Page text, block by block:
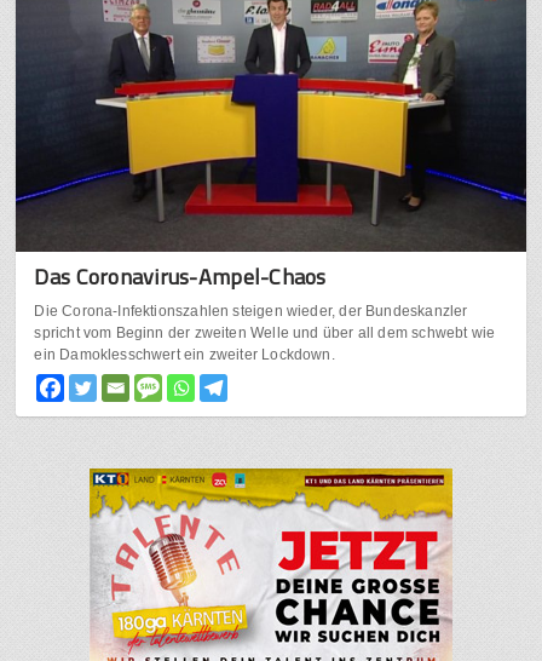
Das Coronavirus-Ampel-Chaos
Die Corona-Infektionszahlen steigen wieder, der Bundeskanzler
spricht vom Beginn der zweiten Welle und über all dem schwebt wie
ein Damoklesschwert ein zweiter Lockdown.